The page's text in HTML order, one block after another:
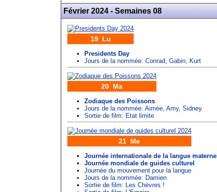
Février 2024 - Semaines 08
19 Lu
Presidents Day
Jours de la nommée: Conrad, Gabin, Kurt
20 Ma
Zodiaque des Poissons
Jours de la nommée: Aimée, Amy, Sidney
Sortie de film: Etat limite
21 Me
Journée internationale de la langue
Journée mondiale de guides culturel
Journée du mouvement pour la langue
Jours de la nommée: Damien
Sortie de film: Les Chèvres !